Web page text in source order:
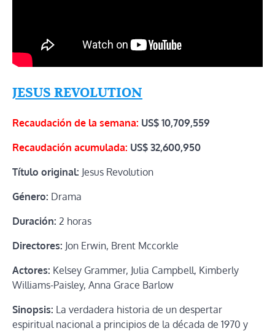
JESUS REVOLUTION
Recaudación de la semana: US$ 10,709,559
Recaudación acumulada: US$ 32,600,950
Título original: Jesus Revolution
Género: Drama
Duración: 2 horas
Directores: Jon Erwin, Brent Mccorkle
Actores: Kelsey Grammer, Julia Campbell, Kimberly
Williams-Paisley, Anna Grace Barlow
Sinopsis: La verdadera historia de un despertar
espiritual nacional a principios de la década de 1970 y